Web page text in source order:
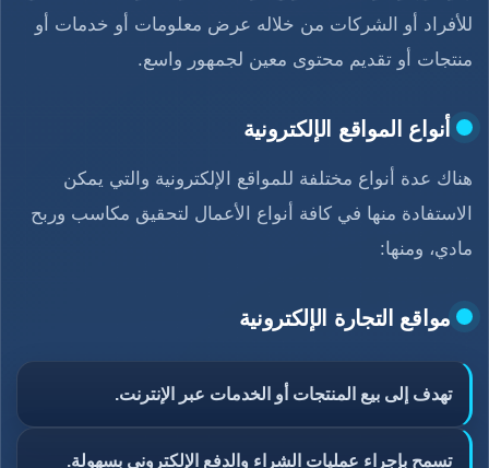
للأفراد أو الشركات من خلاله عرض معلومات أو خدمات أو
منتجات أو تقديم محتوى معين لجمهور واسع.
أنواع المواقع الإلكترونية
هناك عدة أنواع مختلفة للمواقع الإلكترونية والتي يمكن
الاستفادة منها في كافة أنواع الأعمال لتحقيق مكاسب وربح
مادي، ومنها:
مواقع التجارة الإلكترونية
تهدف إلى بيع المنتجات أو الخدمات عبر الإنترنت.
تسمح بإجراء عمليات الشراء والدفع الإلكتروني بسهولة.